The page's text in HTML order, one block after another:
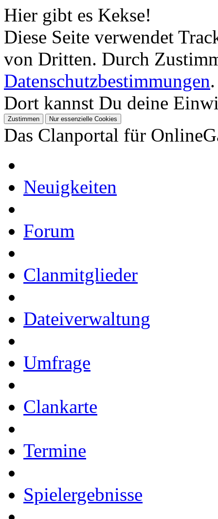
Hier gibt es Kekse!
Diese Seite verwendet
von Dritten. Durch
Datenschutzbestimmungen.
Dort kannst Du deine
Das Clanportal für
Neuigkeiten
Forum
Clanmitglieder
Dateiverwaltung
Umfrage
Clankarte
Termine
Spielergebnisse